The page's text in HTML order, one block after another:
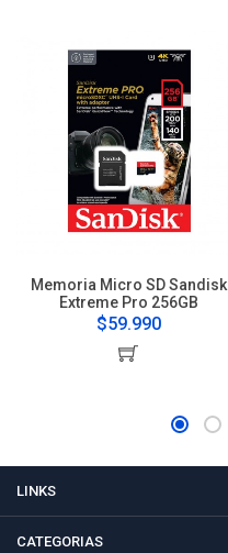
Memoria Micro SD Sandisk
Extreme Pro 256GB
$59.990
LINKS
CATEGORIAS